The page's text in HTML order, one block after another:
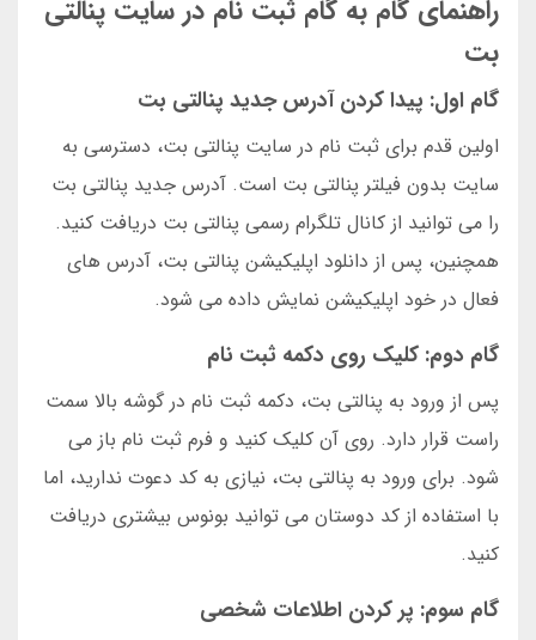
راهنمای گام به گام ثبت نام در سایت پنالتی
بت
گام اول: پیدا کردن آدرس جدید پنالتی بت
اولین قدم برای ثبت نام در سایت پنالتی بت، دسترسی به
سایت بدون فیلتر پنالتی بت است. آدرس جدید پنالتی بت
را می توانید از کانال تلگرام رسمی پنالتی بت دریافت کنید.
همچنین، پس از دانلود اپلیکیشن پنالتی بت، آدرس های
فعال در خود اپلیکیشن نمایش داده می شود.
گام دوم: کلیک روی دکمه ثبت نام
پس از ورود به پنالتی بت، دکمه ثبت نام در گوشه بالا سمت
راست قرار دارد. روی آن کلیک کنید و فرم ثبت نام باز می
شود. برای ورود به پنالتی بت، نیازی به کد دعوت ندارید، اما
با استفاده از کد دوستان می توانید بونوس بیشتری دریافت
کنید.
گام سوم: پر کردن اطلاعات شخصی